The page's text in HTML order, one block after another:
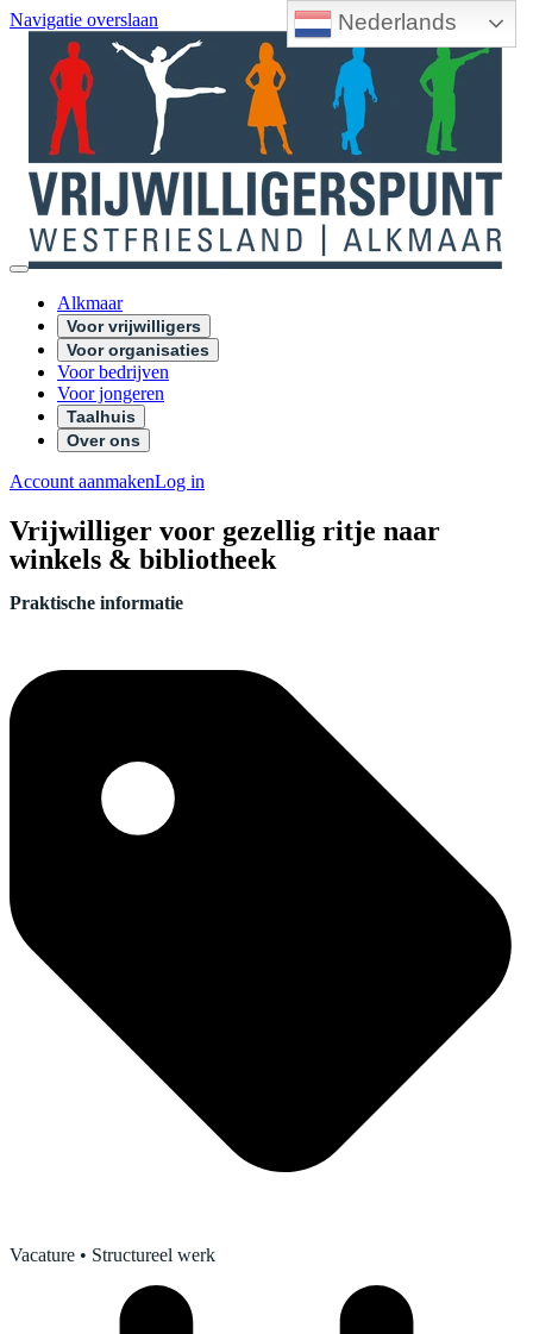
Nederlands
Navigatie overslaan
Alkmaar
Voor vrijwilligers
Voor organisaties
Voor bedrijven
Voor jongeren
Taalhuis
Over ons
Account aanmakenLog in
Vrijwilliger voor gezellig ritje naar
winkels & bibliotheek
Praktische informatie
Vacature • Structureel werk